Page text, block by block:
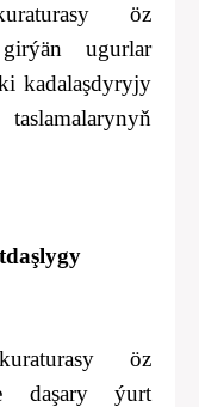
öz
ugurlar
kadalaşdyryjy
öz
daşary ýurt